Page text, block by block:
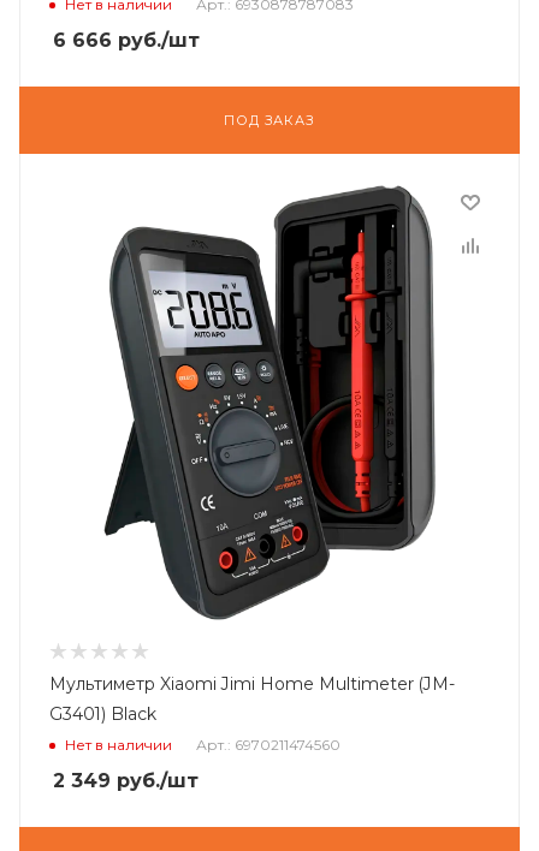
Нет в наличии Арт.: 6930878787083
6 666 руб./шт
ПОД ЗАКАЗ
Мультиметр Xiaomi Jimi Home Multimeter (JM-
G3401) Black
Нет в наличии Арт.: 6970211474560
2 349 руб./шт